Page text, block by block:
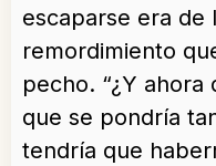
escaparse era de
remordimiento
pecho. “¿Y
que se pondría
tendría que